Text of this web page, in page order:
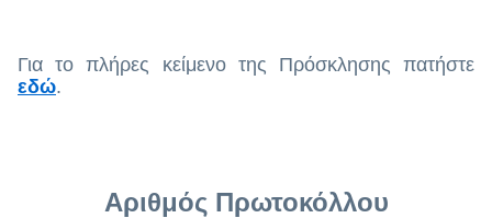
Για το πλήρες κείμενο της Πρόσκλησης πατήστε
εδώ.
Αριθμός Πρωτοκόλλου